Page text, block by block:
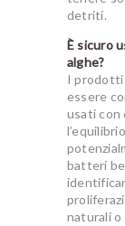
detriti.
È sicuro
alghe?
I prodotti
essere
usati con
batteri
naturali o